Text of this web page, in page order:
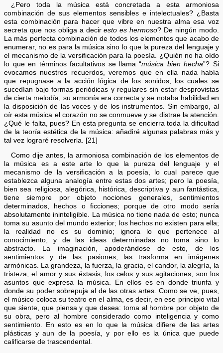
¿Pero toda la música está concretada a esta armoniosa
combinación de sus elementos sensibles e intelectuales? ¿Basta
esta combinación para hacer que vibre en nuestra alma esa voz
secreta que nos obliga a deciresto es hermoso? De ningún modo.
La más perfecta combinación de todos los elementos que acabo de
enumerar, no es para la música sino lo que la pureza del lenguaje y
el mecanismo de la versificación para la poesía. ¿Quién no ha oído
lo que en términos facultativos se llama “música bien hecha”? Si
evocamos nuestros recuerdos, veremos que en ella nada había
que repugnase a la acción lógica de los sonidos, los cuales se
sucedían bajo formas periódicas y regulares sin estar desprovistas
de cierta melodía; su armonía era correcta y se notaba habilidad en
la disposición de las voces y de los instrumentos. Sin embargo, al
oír esta música el corazón no se conmueve y se distrae la atención.
¿Qué le falta, pues? En esta pregunta se encierra toda la dificultad
de la teoría estética de la música: añadiré algunas palabras más y
tal vez lograré resolverla. [21]
Como dije antes, la armoniosa combinación de los elementos de
la música es a este arte lo que la pureza del lenguaje y el
mecanismo de la versificación a la poesía, lo cual parece que
establezca alguna analogía entre estas dos artes; pero la poesía,
bien sea religiosa, alegórica, histórica, descriptiva y aun fantástica,
tiene siempre por objeto nociones generales, sentimientos
determinados, hechos o ficciones; porque de otro modo sería
absolutamente ininteligible. La música no tiene nada de esto; nunca
toma su asunto del mundo exterior; los hechos no existen para ella;
la realidad no es su dominio; ignora lo que pertenece al
conocimiento, y de las ideas determinadas no toma sino lo
abstracto. La imaginación, apoderándose de esto, de los
sentimientos y de las pasiones, las trasforma en imágenes
armónicas. La grandeza, la fuerza, la gracia, el candor, la alegría, la
tristeza, el amor y sus éxtasis, los celos y sus agitaciones, son los
asuntos que expresa la música. En ellos es en donde triunfa y
donde su poder sobrepuja al de las otras artes. Como se ve, pues,
el músico coloca su teatro en el alma, es decir, en ese principio vital
que siente, que piensa y que desea: toma al hombre por objeto de
su obra, pero al hombre considerado como inteligencia y como
sentimiento. En esto es en lo que la música difiere de las artes
plásticas y aun de la poesía, y por ello es la única que puede
calificarse de trascendental.